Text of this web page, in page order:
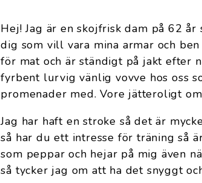
Hej! Jag är en skojfrisk dam på 62
dig som vill vara mina armar och
för mat och är ständigt på jakt efter
fyrbent lurvig vänlig vovve hos oss
promenader med. Vore jätteroligt
Jag har haft en stroke så det är
så har du ett intresse för träning så
som peppar och hejar på mig även
så tycker jag om att ha det snyggt